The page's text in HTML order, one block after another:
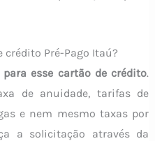
crédito Pré-Pago Itaú?
esse cartão de crédito.
de anuidade, tarifas de
e nem mesmo taxas por
a solicitação através da